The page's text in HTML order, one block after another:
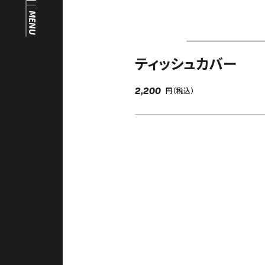
MENU
アーカイブ
ARCHIVE
日本語
ティッシュカバー
2,200